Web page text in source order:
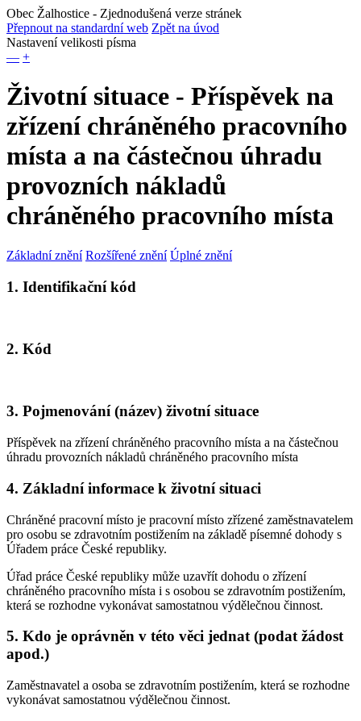
Obec Žalhostice - Zjednodušená verze stránek
Přepnout na standardní web Zpět na úvod
Nastavení velikosti písma
— +
Životní situace - Příspěvek na
zřízení chráněného pracovního
místa a na částečnou úhradu
provozních nákladů
chráněného pracovního místa
Základní znění Rozšířené znění Úplné znění
1. Identifikační kód
2. Kód
3. Pojmenování (název) životní situace
Příspěvek na zřízení chráněného pracovního místa a na částečnou
úhradu provozních nákladů chráněného pracovního místa
4. Základní informace k životní situaci
Chráněné pracovní místo je pracovní místo zřízené zaměstnavatelem
pro osobu se zdravotním postižením na základě písemné dohody s
Úřadem práce České republiky.
Úřad práce České republiky může uzavřít dohodu o zřízení
chráněného pracovního místa i s osobou se zdravotním postižením,
která se rozhodne vykonávat samostatnou výdělečnou činnost.
5. Kdo je oprávněn v této věci jednat (podat žádost
apod.)
Zaměstnavatel a osoba se zdravotním postižením, která se rozhodne
vykonávat samostatnou výdělečnou činnost.